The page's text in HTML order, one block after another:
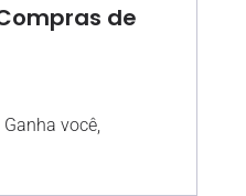
de
você,